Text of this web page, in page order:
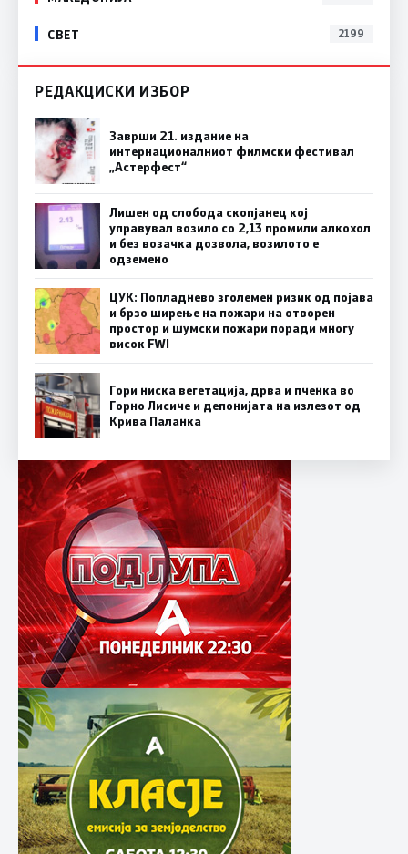
СВЕТ 2199
РЕДАКЦИСКИ ИЗБОР
Заврши 21. издание на
интернационалниот филмски фестивал
„Астерфест“
Лишен од слобода скопјанец кој
управувал возило со 2,13 промили алкохол
и без возачка дозвола, возилото е
одземено
ЦУК: Попладнево зголемен ризик од појава
и брзо ширење на пожари на отворен
простор и шумски пожари поради многу
висок FWI
Гори ниска вегетација, дрва и пченка во
Горно Лисиче и депонијата на излезот од
Крива Паланка